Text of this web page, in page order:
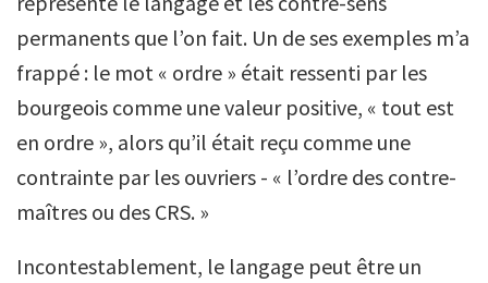
permanents que l’on fait. Un de ses exemples m’a
frappé : le mot « ordre » était ressenti par les
bourgeois comme une valeur positive, « tout est
en ordre », alors qu’il était reçu comme une
contrainte par les ouvriers - « l’ordre des contre-
maîtres ou des CRS. »
Incontestablement, le langage peut être un